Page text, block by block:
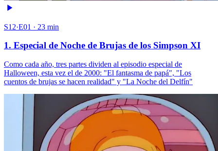
S12·E01 · 23 min
1. Especial de Noche de Brujas de los Simpson XI
Como cada año, tres partes dividen al episodio especial de
Halloween, esta vez el de 2000: "El fantasma de papá", "Los
cuentos de brujas se hacen realidad" y "La Noche del Delfín"